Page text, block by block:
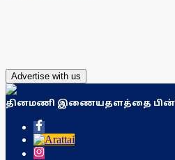
Advertise with us
தினமணி இணையதளத்தை